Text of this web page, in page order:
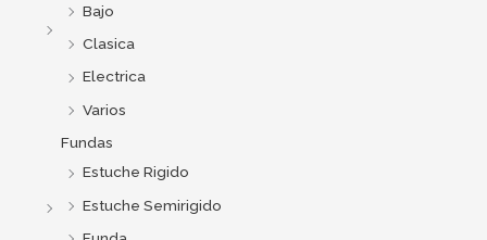
Bajo
Clasica
Electrica
Varios
Fundas
Estuche Rigido
Estuche Semirigido